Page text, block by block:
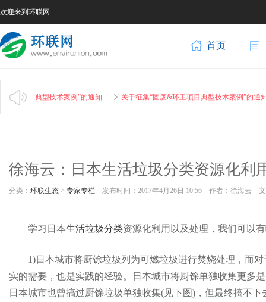
欢迎来到环联网
首页
项目典型技术案例”的通知 关于征集“固废&环卫项目典型技术案例”的通知
徐海云：日本生活垃圾分类资源化利
分类： 环联生态 > 专家专栏 发布时间：2017年4月26日 10:56 作者：徐海云
学习日本生活垃圾分类资源化利用以及处理，我们可以
1)日本城市将厨馀垃圾列为可燃垃圾进行焚烧处理，而
实的需要，也是实践的经验。日本城市将厨馀单独收集更多
日本城市也曾搞过厨馀垃圾单独收集(见下图)，但最终搞不